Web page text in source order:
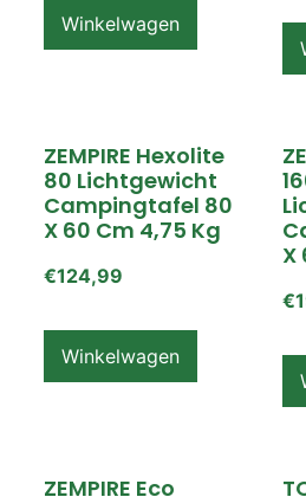
Winkelwagen
ZEMPIRE Hexolite
80 Lichtgewicht
Campingtafel 80
X 60 Cm 4,75 Kg
€124,99
Winkelwagen
X
€
ZEMPIRE Eco